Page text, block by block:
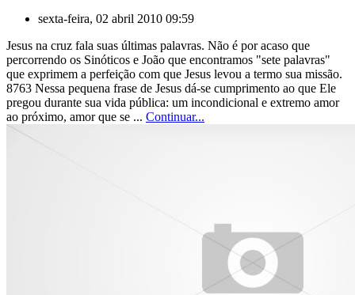
sexta-feira, 02 abril 2010 09:59
Jesus na cruz fala suas últimas palavras. Não é por acaso que
percorrendo os Sinóticos e João que encontramos "sete palavras"
que exprimem a perfeição com que Jesus levou a termo sua missão.
8763 Nessa pequena frase de Jesus dá-se cumprimento ao que Ele
pregou durante sua vida pública: um incondicional e extremo amor
ao próximo, amor que se ... Continuar...